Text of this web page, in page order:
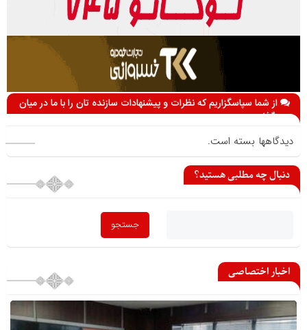
از شما سپاسگزاریم که نظرات و پیشنهادات سازنده تان را با ما در میان
می گذارید
دیدگاهها بسته است.
دنبال چه مطلبی هستید؟
اخبار اختصاصی